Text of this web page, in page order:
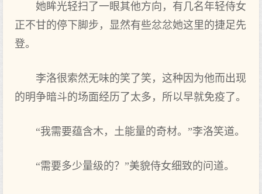
她眸光轻扫了一眼其他方向，有几名年轻侍女
正不甘的停下脚步，显然有些忿忿她这里的捷足先
登。
李洛很索然无味的笑了笑，这种因为他而出现
的明争暗斗的场面经历了太多，所以早就免疫了。
“我需要蕴含木，土能量的奇材。”李洛笑道。
“需要多少量级的？”美貌侍女细致的问道。